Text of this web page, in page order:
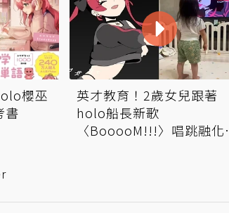
櫻巫
書
英才教育！2歲女兒跟著
holo船長新歌
〈BooooM!!!〉唱跳融化